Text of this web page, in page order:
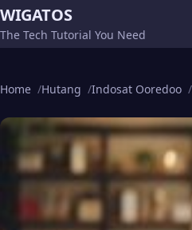
WIGATOS
The Tech Tutorial You Need
Home Hutang Indosat Ooredoo